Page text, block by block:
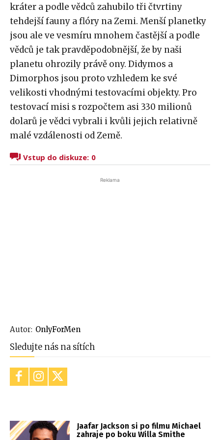
kráter a podle vědců zahubilo tři čtvrtiny
tehdejší fauny a flóry na Zemi. Menší planetky
jsou ale ve vesmíru mnohem častější a podle
vědců je tak pravděpodobnější, že by naši
planetu ohrozily právě ony. Didymos a
Dimorphos jsou proto vzhledem ke své
velikosti vhodnými testovacími objekty. Pro
testovací misi s rozpočtem asi 330 milionů
dolarů je vědci vybrali i kvůli jejich relativně
malé vzdálenosti od Země.
Vstup do diskuze: 0
Reklama
Autor: OnlyForMen
Sledujte nás na sítích
Jaafar Jackson si po filmu Michael
zahraje po boku Willa Smithe